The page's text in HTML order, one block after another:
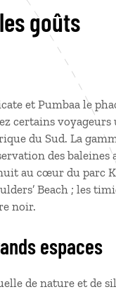
goûts
et Pumbaa le
certains
du Sud. La
des baleines
au cœur du parc
Beach ; les
noir.
espaces
de nature et de